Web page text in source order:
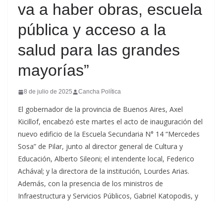
va a haber obras, escuela
pública y acceso a la
salud para las grandes
mayorías”
8 de julio de 2025 Cancha Política
El gobernador de la provincia de Buenos Aires, Axel
Kicillof, encabezó este martes el acto de inauguración del
nuevo edificio de la Escuela Secundaria N° 14 “Mercedes
Sosa” de Pilar, junto al director general de Cultura y
Educación, Alberto Sileoni; el intendente local, Federico
Achával; y la directora de la institución, Lourdes Arias.
Además, con la presencia de los ministros de
Infraestructura y Servicios Públicos, Gabriel Katopodis, y